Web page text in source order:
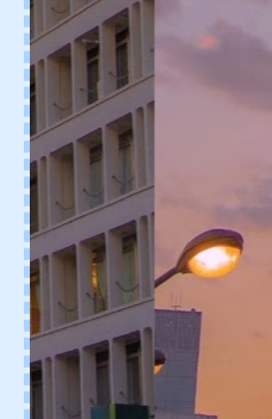
Pearlya Coconut Mood
Toothpaste สัมผัสแห่ง
เช้าวันใหม่ที่สดใส ไร้
"โคโคนัท มูด"
ท้าให้ลอง แป้งมูสช่วย
ขุมขนได้จริง!!!! คุมมัน
ถึง 12 ชั่วโมง
รีวิว sasi Fruity POP
รีวิว Cool Shaping ที่
Clinic รีวิวสลายไขมันไ
ชั่นคลินิก
รีวิวครีมสำหรับดวงต
NAMERAKAHONPO
WRINKLE EYE
รีวิว Seventh